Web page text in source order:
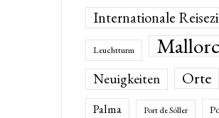
Internationale
Leuchtturm
Neuigkeiten Orte
Palma Port de Sóller